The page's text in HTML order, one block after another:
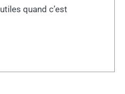
quand c’est